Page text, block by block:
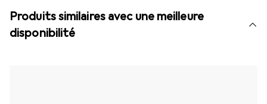
Produits similaires avec une meilleure
disponibilité